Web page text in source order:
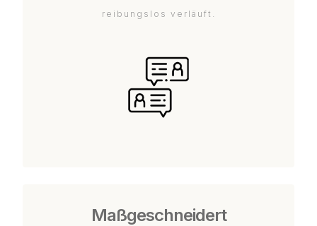
reibungslos verläuft.
Maßgeschneidert